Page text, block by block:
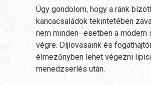
Úgy gondolom, hogy a ránk
kancacsaládok tekintetében
nem minden- esetben a
végre. Díjlovasaink és
élmezőnyben lehet végezni
menedzserlés után.